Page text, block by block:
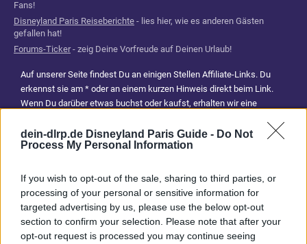
dein-dlrp.de Disneyland Paris Guide - Do Not
Process My Personal Information
If you wish to opt-out of the sale, sharing to third parties, or
processing of your personal or sensitive information for
targeted advertising by us, please use the below opt-out
section to confirm your selection. Please note that after your
opt-out request is processed you may continue seeing
Fans!
Disneyland Paris Reiseberichte - lies hier, wie es anderen Gästen
gefallen hat!
Forums-Ticker- zeig Deine Vorfreude auf Deinen Urlaub!
Auf unserer Seite findest Du an einigen Stellen Affiliate-Links. Du
erkennst sie am * oder an einem kurzen Hinweis direkt beim Link.
Wenn Du darüber etwas buchst oder kaufst, erhalten wir eine
Du uns, unsere Reiseführer, Tipps und Planungsinhalte weiterhin
kostenlos anzubieten. Vielen Dank für Deine Unterstützung.
Abonniere jetzt unsere magischen News aus den
Parks
Keine Angebote verpassen